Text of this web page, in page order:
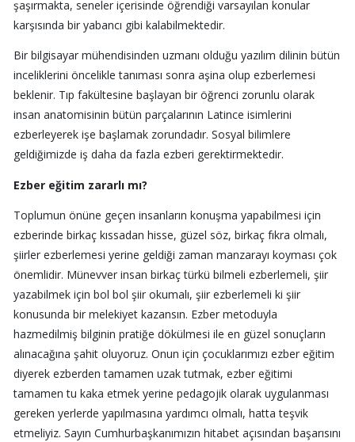
şaşırmakta, seneler içerisinde öğrendiği varsayılan konular
karşısında bir yabancı gibi kalabilmektedir.
Bir bilgisayar mühendisinden uzmanı olduğu yazılım dilinin bütün
inceliklerini öncelikle tanıması sonra aşina olup ezberlemesi
beklenir. Tıp fakültesine başlayan bir öğrenci zorunlu olarak
insan anatomisinin bütün parçalarının Latince isimlerini
ezberleyerek işe başlamak zorundadır. Sosyal bilimlere
geldiğimizde iş daha da fazla ezberi gerektirmektedir.
Ezber eğitim zararlı mı?
Toplumun önüne geçen insanların konuşma yapabilmesi için
ezberinde birkaç kıssadan hisse, güzel söz, birkaç fıkra olmalı,
şiirler ezberlemesi yerine geldiği zaman manzarayı koyması çok
önemlidir. Münevver insan birkaç türkü bilmeli ezberlemeli, şiir
yazabilmek için bol bol şiir okumalı, şiir ezberlemeli ki şiir
konusunda bir melekiyet kazansın. Ezber metoduyla
hazmedilmiş bilginin pratiğe dökülmesi ile en güzel sonuçların
alınacağına şahit oluyoruz. Onun için çocuklarımızı ezber eğitim
diyerek ezberden tamamen uzak tutmak, ezber eğitimi
tamamen tu kaka etmek yerine pedagojik olarak uygulanması
gereken yerlerde yapılmasına yardımcı olmalı, hatta teşvik
etmeliyiz. Sayın Cumhurbaşkanımızın hitabet açısından başarısını